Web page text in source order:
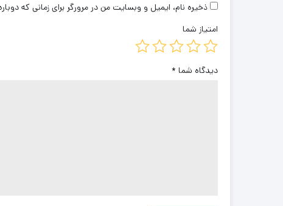
ذخیره نام، ایمیل و وبسایت من در مرورگر برای زمانی که
امتیاز شما
دیدگاه شما *